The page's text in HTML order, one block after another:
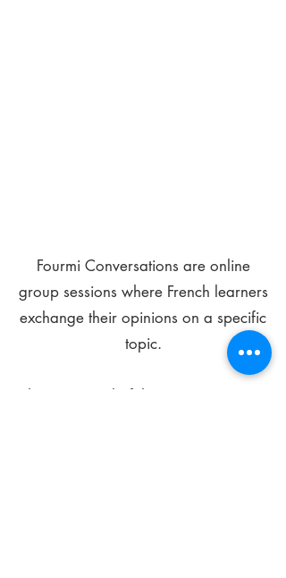
Fourmi Conversations are online
group sessions where French learners
exchange their opinions on a specific
topic.
The main goal of these meetings is to